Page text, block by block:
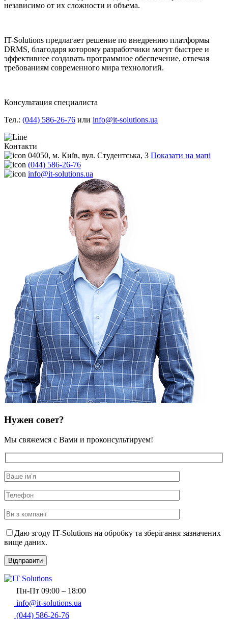
независимо от их сложности и объема.
IT-Solutions предлагает решение по внедрению платформы
DRMS, благодаря которому разработчики могут быстрее и
эффективнее создавать программное обеспечение, отвечая
требованиям современного мира технологий.
Консультация специалиста
Тел.: (044) 586-26-76 или info@it-solutions.ua
Контакти
04050, м. Київ, вул. Студентська, 3 Показати на мапі
(044) 586-26-76
info@it-solutions.ua
Нужен совет?
Мы свяжемся с Вами и проконсультируем!
Даю згоду IT-Solutions на обробку та зберігання зазначених
вище даних.
Пн-Пт 09:00 – 18:00
info@it-solutions.ua
(044) 586-26-76